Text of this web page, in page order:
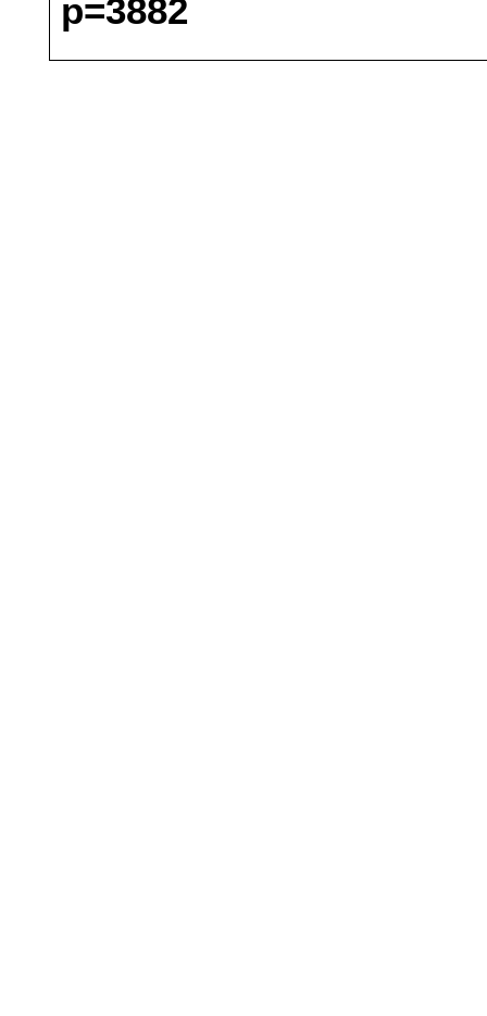
p=3882